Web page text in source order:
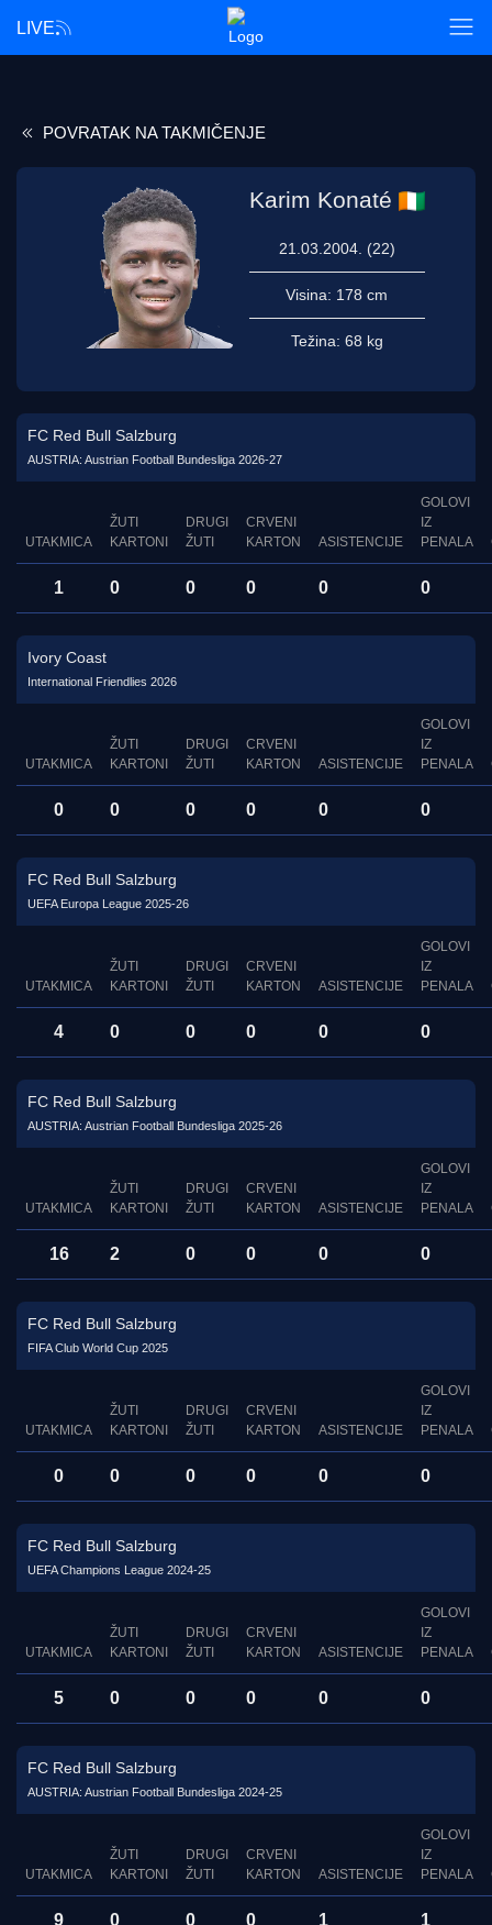
LIVE
POVRATAK NA TAKMIČENJE
Karim Konaté
21.03.2004. (22)
Visina: 178 cm
Težina: 68 kg
FC Red Bull Salzburg
AUSTRIA: Austrian Football Bundesliga 2026-27
UTAKMICA
ŽUTI
KARTONI
DRUGI
ŽUTI
CRVENI
KARTON
ASISTENCIJE
GOLOVI
IZ
PENALA
1 0 0 0 0 0
Ivory Coast
International Friendlies 2026
UTAKMICA
ŽUTI
KARTONI
DRUGI
ŽUTI
CRVENI
KARTON
ASISTENCIJE
GOLOVI
IZ
PENALA
0 0 0 0 0 0
FC Red Bull Salzburg
UEFA Europa League 2025-26
UTAKMICA
ŽUTI
KARTONI
DRUGI
ŽUTI
CRVENI
KARTON
ASISTENCIJE
GOLOVI
IZ
PENALA
4 0 0 0 0 0
FC Red Bull Salzburg
AUSTRIA: Austrian Football Bundesliga 2025-26
UTAKMICA
ŽUTI
KARTONI
DRUGI
ŽUTI
CRVENI
KARTON
ASISTENCIJE
GOLOVI
IZ
PENALA
16 2 0 0 0 0
FC Red Bull Salzburg
FIFA Club World Cup 2025
UTAKMICA
ŽUTI
KARTONI
DRUGI
ŽUTI
CRVENI
KARTON
ASISTENCIJE
GOLOVI
IZ
PENALA
0 0 0 0 0 0
FC Red Bull Salzburg
UEFA Champions League 2024-25
UTAKMICA
ŽUTI
KARTONI
DRUGI
ŽUTI
CRVENI
KARTON
ASISTENCIJE
GOLOVI
IZ
PENALA
5 0 0 0 0 0
FC Red Bull Salzburg
AUSTRIA: Austrian Football Bundesliga 2024-25
UTAKMICA
ŽUTI
KARTONI
DRUGI
ŽUTI
CRVENI
KARTON
ASISTENCIJE
GOLOVI
IZ
PENALA
9 0 0 0 1 1